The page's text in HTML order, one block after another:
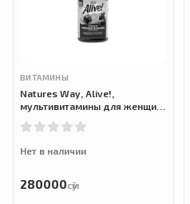
ВИТАМИНЫ
Natures Way, Alive!,
мультивитамины для женщин,
мармеладок
Нет в наличии
280000сӯм